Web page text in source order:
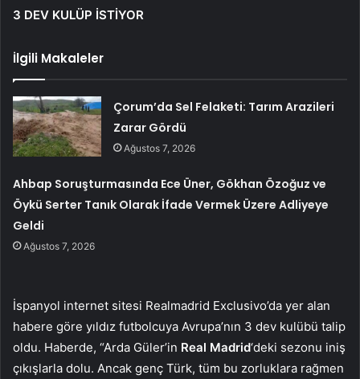
3 DEV KULÜP İSTİYOR
İlgili Makaleler
Çorum’da Sel Felaketi: Tarım Arazileri
Zarar Gördü
Ağustos 7, 2026
Ahbap Soruşturmasında Ece Üner, Gökhan Özoğuz ve
Öykü Serter Tanık Olarak İfade Vermek Üzere Adliyeye
Geldi
Ağustos 7, 2026
İspanyol internet sitesi Realmadrid Exclusivo’da yer alan
habere göre yıldız futbolcuya Avrupa’nın 3 dev kulübü talip
oldu. Haberde, “Arda Güler’in Real Madrid‘deki sezonu iniş
çıkışlarla dolu. Ancak genç Türk, tüm bu zorluklara rağmen